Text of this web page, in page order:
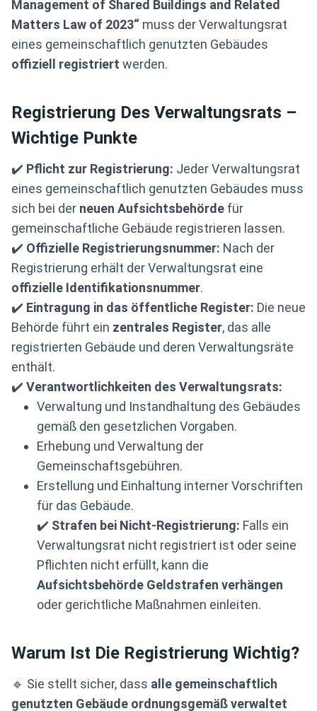
Management of Shared Buildings and Related
Matters Law of 2023“ muss der Verwaltungsrat
eines gemeinschaftlich genutzten Gebäudes
offiziell registriert werden.
Registrierung Des Verwaltungsrats –
Wichtige Punkte
✔️ Pflicht zur Registrierung: Jeder Verwaltungsrat
eines gemeinschaftlich genutzten Gebäudes muss
sich bei der neuen Aufsichtsbehörde für
gemeinschaftliche Gebäude registrieren lassen.
✔️ Offizielle Registrierungsnummer: Nach der
Registrierung erhält der Verwaltungsrat eine
offizielle Identifikationsnummer.
✔️ Eintragung in das öffentliche Register: Die neue
Behörde führt ein zentrales Register, das alle
registrierten Gebäude und deren Verwaltungsräte
enthält.
✔️ Verantwortlichkeiten des Verwaltungsrats:
Verwaltung und Instandhaltung des Gebäudes
gemäß den gesetzlichen Vorgaben.
Erhebung und Verwaltung der
Gemeinschaftsgebühren.
Erstellung und Einhaltung interner Vorschriften
für das Gebäude.
✔️ Strafen bei Nicht-Registrierung: Falls ein
Verwaltungsrat nicht registriert ist oder seine
Pflichten nicht erfüllt, kann die
Aufsichtsbehörde Geldstrafen verhängen
oder gerichtliche Maßnahmen einleiten.
Warum Ist Die Registrierung Wichtig?
🔹 Sie stellt sicher, dass alle gemeinschaftlich
genutzten Gebäude ordnungsgemäß verwaltet